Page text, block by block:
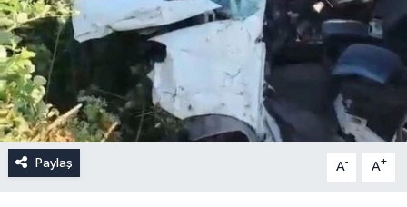
Paylaş A- A+